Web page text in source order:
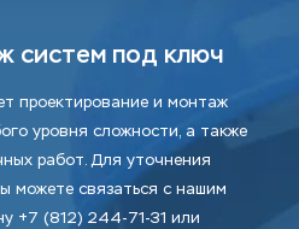
систем под ключ
проектирование и монтаж
уровня сложности, а также
работ. Для уточнения
можете связаться с нашим
+7 (812) 244-71-31 или